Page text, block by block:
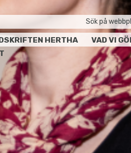
efter:
HERTHA
VAD VI